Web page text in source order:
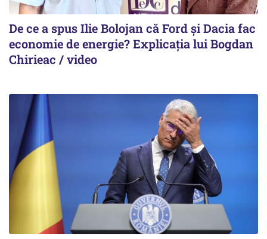
De ce a spus Ilie Bolojan că Ford și Dacia fac
economie de energie? Explicația lui Bogdan
Chirieac / video